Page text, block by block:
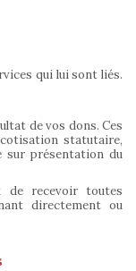
qui lui sont liés.
de vos dons. Ces
statutaire,
sur présentation du
de recevoir toutes
directement ou